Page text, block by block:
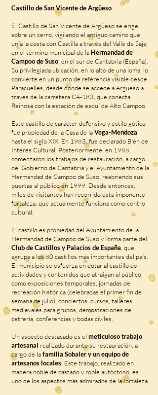
Castillo de San Vicente de Argüeso
El Castillo de San Vicente de Argüeso se erige
sobre un cerro, vigilando el antiguo camino que
unía la costa con Castilla a través del Valle de Saja,
en el término municipal de la Hermandad de
Campoo de Suso , en el sur de Cantabria (España).
Su privilegiada ubicación, en lo alto de una loma, lo
convierte en un punto de referencia visible desde
Paracuelles, desde donde se accede a Argüeso a
través de la carretera CA-183, que conecta
Reinosa con la estación de esquí de Alto Campoo.
Este castillo de carácter defensivo y estilo gótico
fue propiedad de la Casa de laVega-Mendoza
hasta el siglo XIX. En 1983, fue declarado Bien de
Interés Cultural. Posteriormente, en 1988,
comenzaron los trabajos de restauración, a cargo
del Gobierno de Cantabria y el Ayuntamiento de la
Hermandad de Campoo de Suso, reabriendo sus
puertas al público en 1999. Desde entonces,
miles de visitantes han recorrido esta imponente
fortaleza, que actualmente funciona como centro
cultural.
El castillo es propiedad del Ayuntamiento de la
Hermandad de Campoo de Suso y forma parte del
Club de Castillos y Palacios de España , que
agrupa a los 80 castillos más importantes del país.
El municipio se esfuerza en dotar al castillo de
actividades y contenidos que atraigan al público,
como exposiciones temporales, jornadas de
recreación histórica (celebradas el primer fin de
semana de julio), conciertos, cursos, talleres
medievales para grupos, demostraciones de
cetrería, conferencias y bodas civiles.
Un aspecto destacado es el meticuloso trabajo
artesanal realizado durante su restauración, a
cargo de lafamilia Sobaler y un equipo de
artesanos locales . Este trabajo, realizado en
madera noble de castaño y roble autóctono, es
uno de los aspectos más admirados de la fortaleza.